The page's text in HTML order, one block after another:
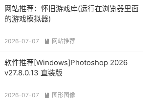
网站推荐：怀旧游戏库(运行在浏览器里面
的游戏模拟器)
2026-07-07  网站推荐
软件推荐[Windows]Photoshop 2026
v27.8.0.13 直装版
2026-07-07  图形图像